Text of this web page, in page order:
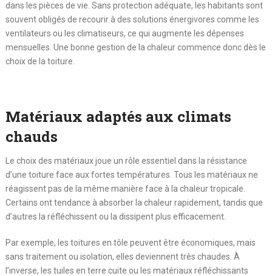
dans les pièces de vie. Sans protection adéquate, les habitants sont
souvent obligés de recourir à des solutions énergivores comme les
ventilateurs ou les climatiseurs, ce qui augmente les dépenses
mensuelles. Une bonne gestion de la chaleur commence donc dès le
choix de la toiture.
Matériaux adaptés aux climats
chauds
Le choix des matériaux joue un rôle essentiel dans la résistance
d’une toiture face aux fortes températures. Tous les matériaux ne
réagissent pas de la même manière face à la chaleur tropicale.
Certains ont tendance à absorber la chaleur rapidement, tandis que
d’autres la réfléchissent ou la dissipent plus efficacement.
Par exemple, les toitures en tôle peuvent être économiques, mais
sans traitement ou isolation, elles deviennent très chaudes. À
l’inverse, les tuiles en terre cuite ou les matériaux réfléchissants